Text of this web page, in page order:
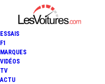
ESSAIS
F1
MARQUES
VIDÉOS
TV
ACTU